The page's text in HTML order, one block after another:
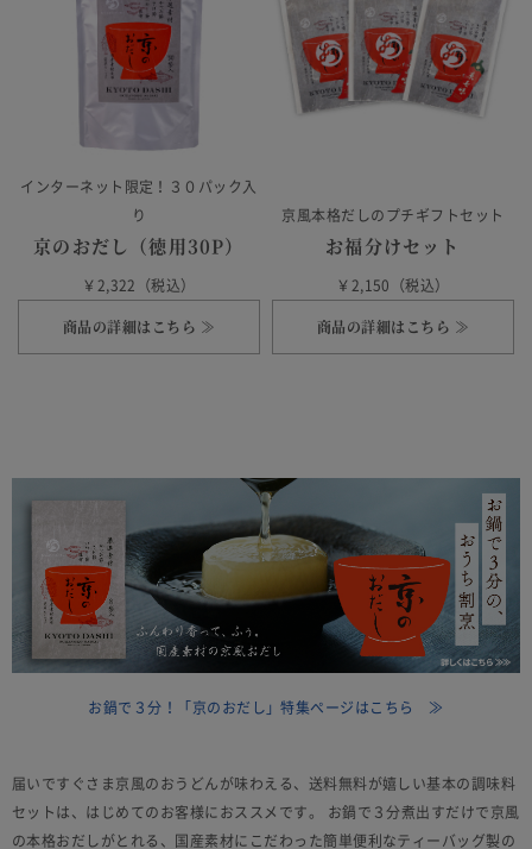
インターネット限定！３０パック入
り
京のおだし（徳用30P）
￥2,322（税込）
商品の詳細はこちら ≫
京風本格だしのプチギフトセット
お福分けセット
￥2,150（税込）
商品の詳細はこちら ≫
お鍋で３分！「京のおだし」特集ページはこちら ≫
届いですぐさま京風のおうどんが味わえる、送料無料が嬉しい基本の調味料
セットは、はじめてのお客様におススメです。 お鍋で３分煮出すだけで京風
の本格おだしがとれる、国産素材にこだわった簡単便利なティーバッグ製の